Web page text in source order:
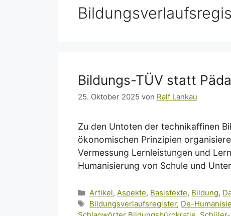
Bildungs-TÜV statt
25. Oktober 2025 von Ralf Lankau
Zu den Untoten der technikaffinen
ökonomischen Prinzipien
Vermessung Lernleistungen und
Humanisierung von Schule und
Kategorien
Artikel,Aspekte, Basistexte, Bildung,
Schlagwörter
Bildungsverlaufsregister, De-